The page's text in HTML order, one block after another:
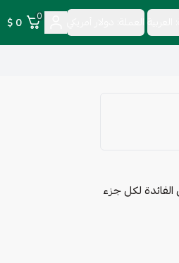
0
0 $
الفائدة لكل جزء